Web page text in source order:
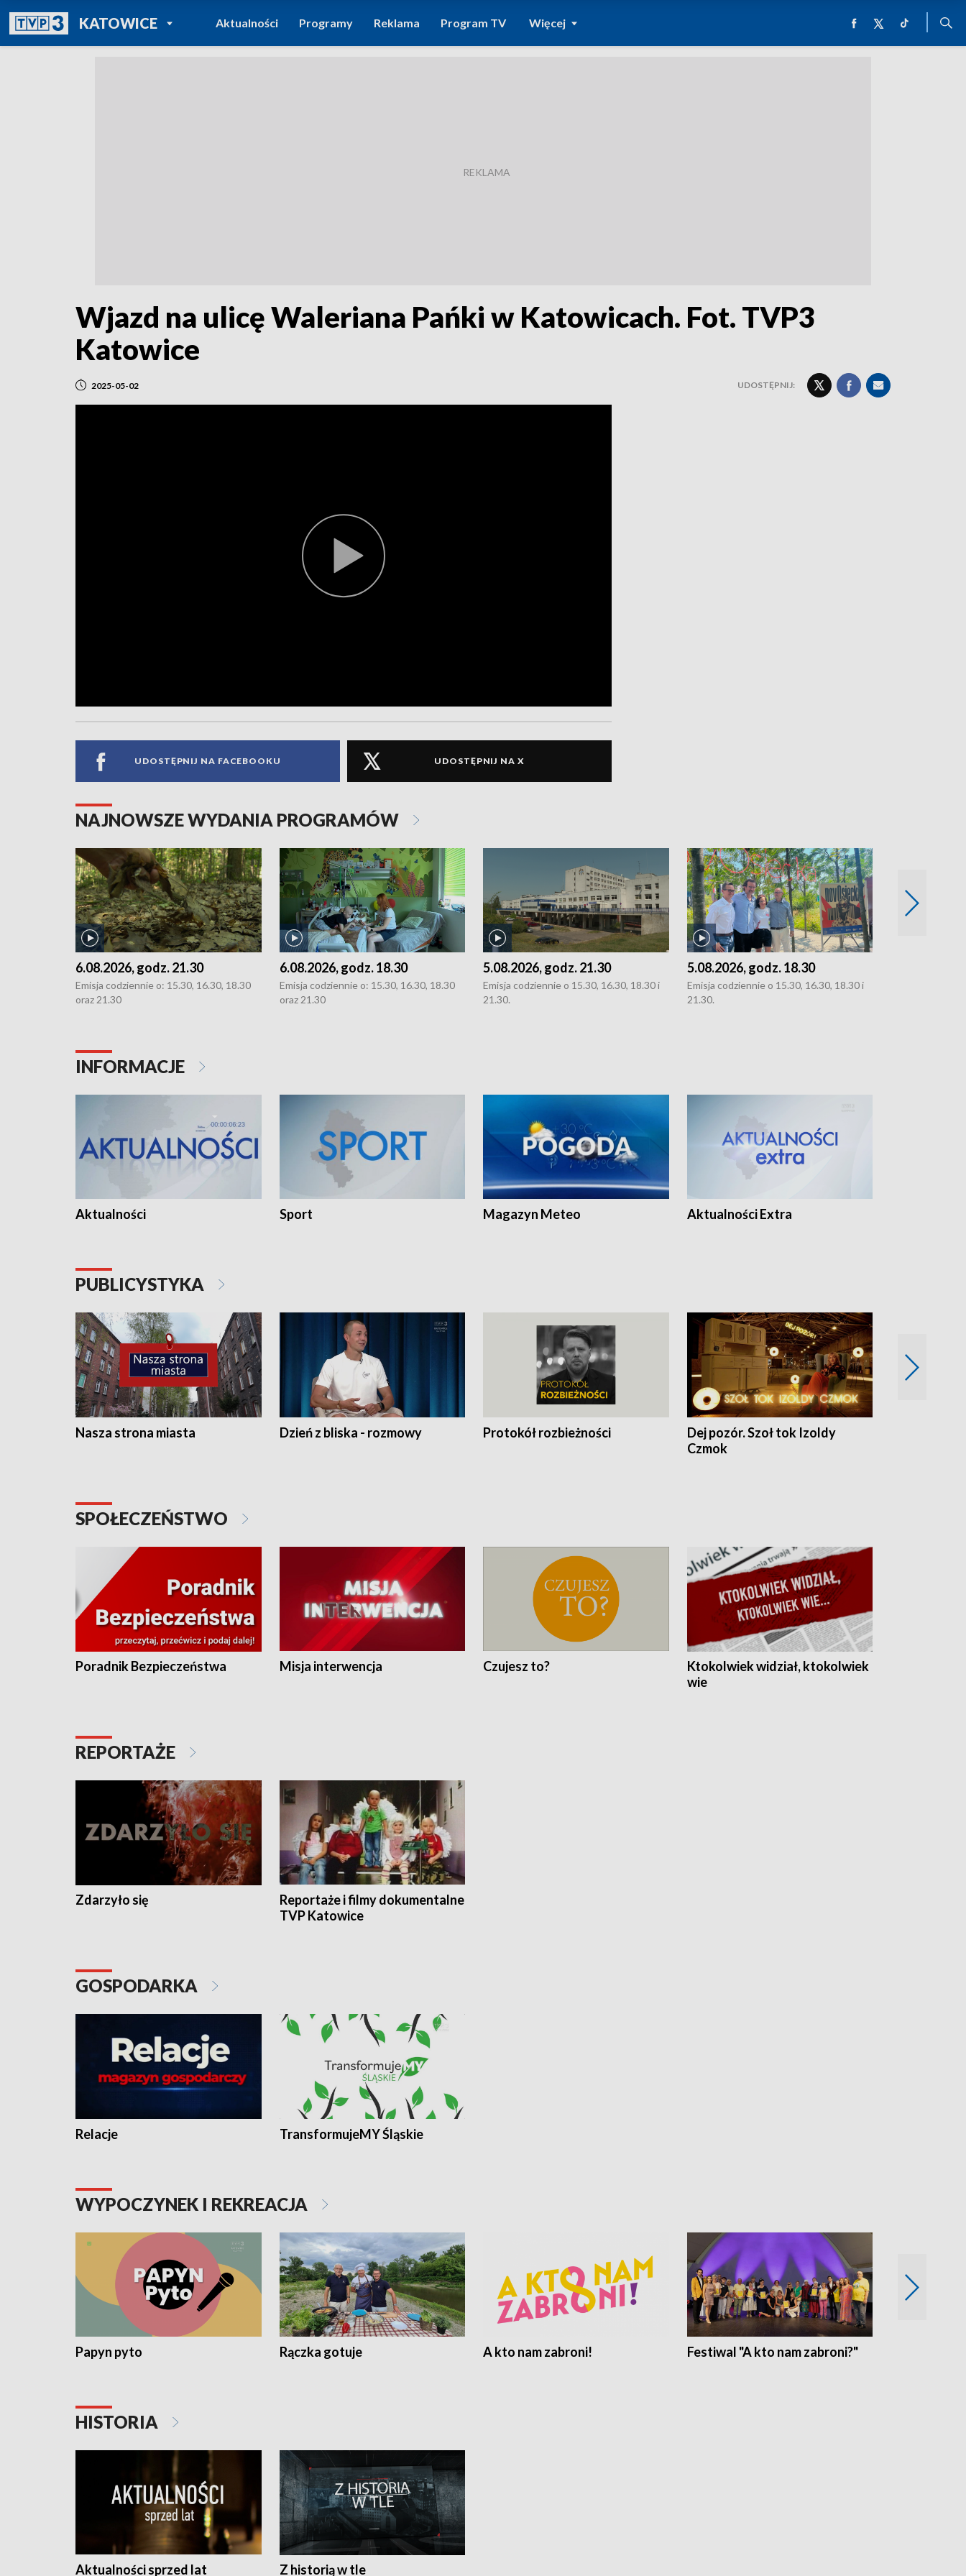
KATOWICEPOWRÓT DO
TVP REGIONY
Aktualności Programy Reklama Program TV Więcej
Wjazd na ulicę Waleriana Pańki w Katowicach. Fot. TVP3
Katowice
2025-05-02 UDOSTĘPNIJ:
UDOSTĘPNIJ NA FACEBOOKU UDOSTĘPNIJ NA X
NAJNOWSZE WYDANIA PROGRAMÓW
6.08.2026, godz. 21.30
Emisja codziennie o: 15.30, 16.30, 18.30
oraz 21.30
6.08.2026, godz. 18.30
Emisja codziennie o: 15.30, 16.30, 18.30
oraz 21.30
5.08.2026, godz. 21.30
Emisja codziennie o 15.30, 16.30, 18.30 i
21.30.
5.08.2026, godz. 18.30
Emisja codziennie o 15.30, 16.30, 18.30 i
21.30.
INFORMACJE
Aktualności Sport Magazyn Meteo Aktualności Extra
PUBLICYSTYKA
Nasza strona miasta Dzień z bliska - rozmowy Protokół rozbieżności
Dej pozór. Szoł tok Izoldy
Czmok
SPOŁECZEŃSTWO
Poradnik Bezpieczeństwa Misja interwencja Czujesz to?
Ktokolwiek widział, ktokolwiek
wie
REPORTAŻE
Zdarzyło się
Reportaże i filmy dokumentalne
TVP Katowice
GOSPODARKA
Relacje TransformujeMY Śląskie
WYPOCZYNEK I REKREACJA
Papyn pyto Rączka gotuje A kto nam zabroni! Festiwal "A kto nam zabroni?"
HISTORIA
Aktualności sprzed lat Z historią w tle